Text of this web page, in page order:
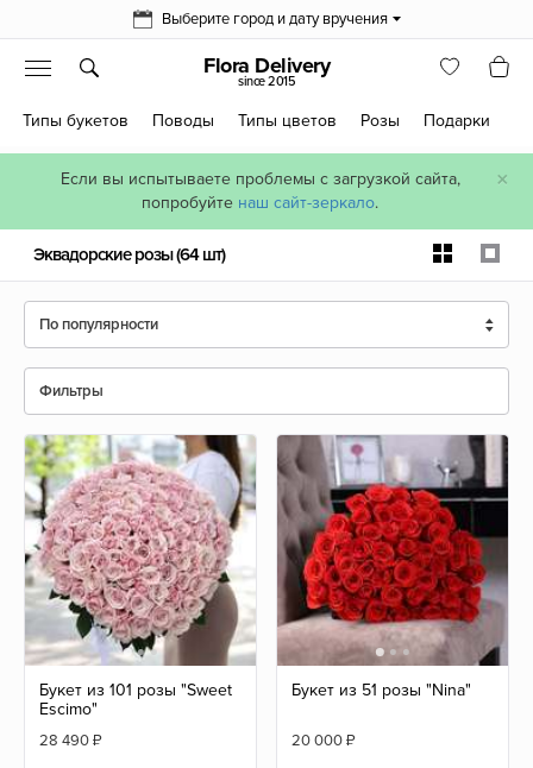
×
Если вы испытываете проблемы с загрузкой сайта,
попробуйте наш сайт-зеркало.
Выберите город и дату вручения
Flora Delivery
since 2015
Типы букетов Поводы Типы цветов Розы Подарки
Эквадорские розы(64 шт)
По популярности
Фильтры
Букет из 101 розы "Sweet
Escimo"
28 490₽
Букет из 51 розы "Nina"
20 000₽